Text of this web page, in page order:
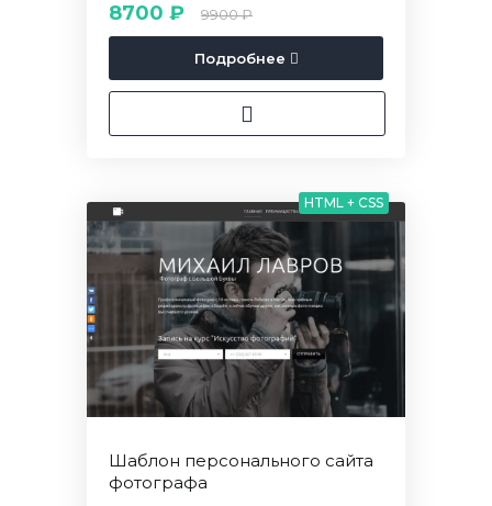
8700 ₽ 9900 ₽
Подробнее
HTML + CSS
Шаблон персонального сайта
фотографа